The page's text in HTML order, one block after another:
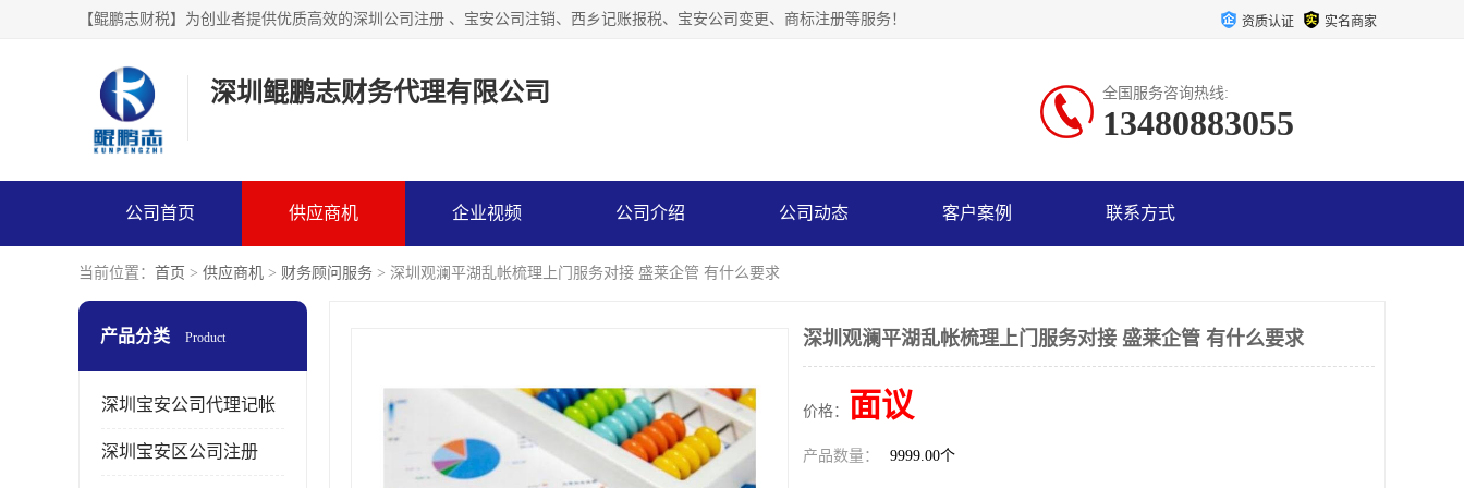
【鲲鹏志财税】为创业者提供优质高效的深圳公司注册 、宝安公司注销、西乡记账报税、宝安公司变更、商标注册等服务！ 资质认证 实名商家
深圳鲲鹏志财务代理有限公司 全国服务咨询热线:
13480883055
公司首页 供应商机 企业视频 公司介绍 公司动态 客户案例 联系方式
当前位置： 首页 > 供应商机 > 财务顾问服务 > 深圳观澜平湖乱帐梳理上门服务对接 盛莱企管 有什么要求
产品分类 Product
深圳宝安公司代理记帐
深圳宝安区公司注册
深圳观澜平湖乱帐梳理上门服务对接 盛莱企管 有什么要求
价格： 面议
产品数量： 9999.00个